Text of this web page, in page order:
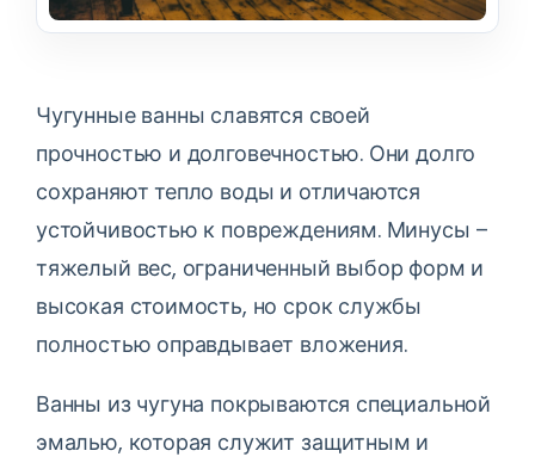
Чугунные ванны славятся своей
прочностью и долговечностью. Они долго
сохраняют тепло воды и отличаются
устойчивостью к повреждениям. Минусы –
тяжелый вес, ограниченный выбор форм и
высокая стоимость, но срок службы
полностью оправдывает вложения.
Ванны из чугуна покрываются специальной
эмалью, которая служит защитным и